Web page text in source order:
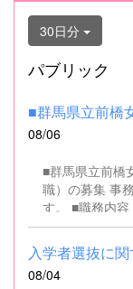
30日分
パブリック
08/06
■群馬県立前橋
職）の募集 事務補助を行う会計年度任用職員を募集しま
す。 ■職務内容 事務補助職に従事していただきます。
SSH（スーパ
ソコンでの文
対応、書類の整理
名 ■募集対象 以下の条件を満たしている方 基本的なパソコ
08/04